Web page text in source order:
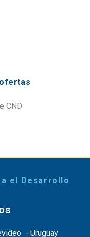
CND
el Desarrollo
- Uruguay